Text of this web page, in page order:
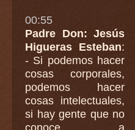
00:55
Padre Don: Jesús
Higueras Esteban:
- Si podemos hacer
cosas corporales,
podemos hacer
cosas intelectuales,
si hay gente que no
conoce a